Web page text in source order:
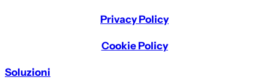
Privacy Policy
Cookie Policy
Soluzioni